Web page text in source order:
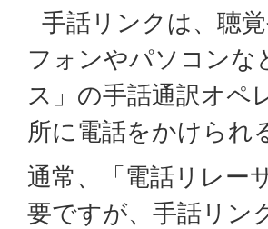
手話リンクは、聴
フォンやパソコンな
ス」の手話通訳オペ
所に電話をかけられ
通常、「電話リレー
要ですが、手話リン